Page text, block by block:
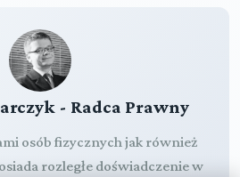
- Radca Prawny
osób fizycznych jak również
rozległe doświadczenie w